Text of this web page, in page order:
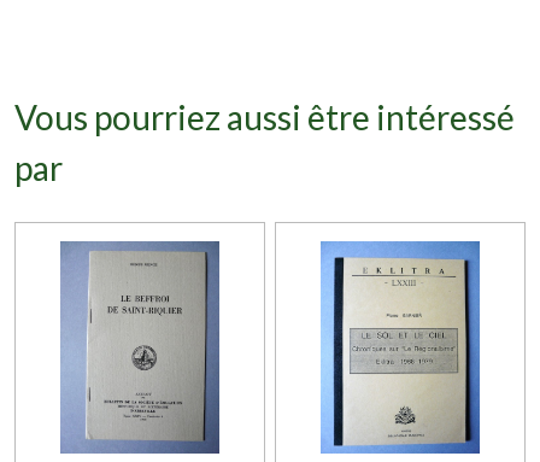
Vous pourriez aussi être intéressé
par